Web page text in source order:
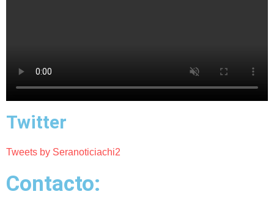
Twitter
Tweets by Seranoticiachi2
Contacto: